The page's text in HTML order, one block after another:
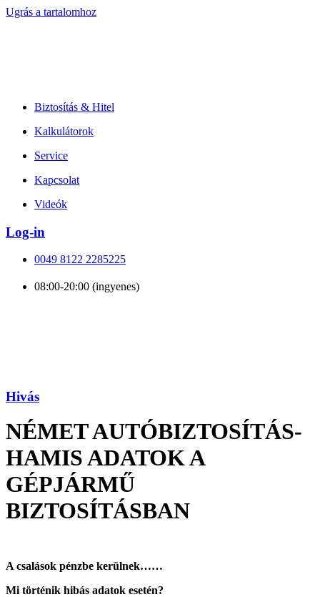
Ugrás a tartalomhoz
Biztosítás & Hitel
Kalkulátorok
Service
Kapcsolat
Videók
Log-in
0049 8122 2285225
08:00-20:00 (ingyenes)
Hivás
NÉMET AUTÓBIZTOSÍTÁS-
HAMIS ADATOK A
GÉPJÁRMŰ
BIZTOSÍTÁSBAN
A csalások pénzbe kerülnek……
Mi történik hibás adatok esetén?